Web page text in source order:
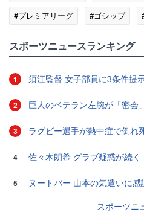
#プレミアリーグ
#ゴシップ
スポーツニュースランキング
1 須江監督 女子部員に3条件提
2 巨人のベテラン左腕が「密会
3 ラグビー選手が熱中症で倒れ
4 佐々木朗希 グラブ疑惑が続く
5
ヌートバー 山本の気遣いに感
スポーツニ